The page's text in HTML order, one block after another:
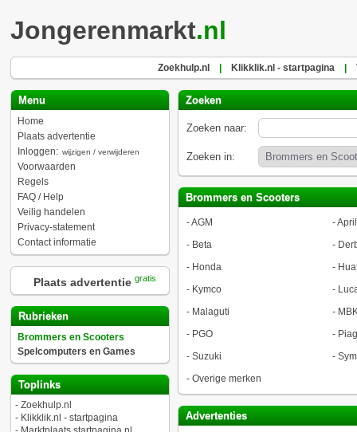
Jongerenmarkt.nl
Zoekhulp.nl Klikklik.nl - startpagina
Menu
Home
Plaats advertentie
Inloggen: wijzigen / verwijderen
Voorwaarden
Regels
FAQ / Help
Veilig handelen
Privacy-statement
Contact informatie
Plaats advertentie gratis
Rubrieken
Brommers en Scooters
Spelcomputers en Games
Toplinks
- Zoekhulp.nl
- Klikklik.nl - startpagina
Zoeken
Zoeken naar:
Zoeken in:
Brommers en Scooters
-AGM -
- Beta -
- Honda -
- Kymco -
- Malaguti -
- PGO -
- Suzuki - Sym
- Overige merken
Advertenties